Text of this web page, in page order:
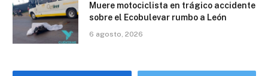
Muere motociclista en trágico accidente
sobre el Ecobulevar rumbo a León
6 agosto, 2026